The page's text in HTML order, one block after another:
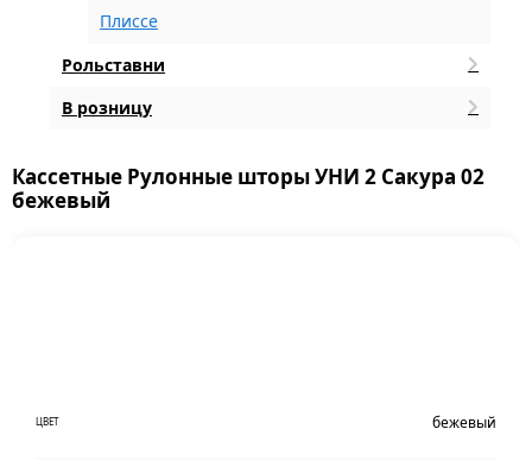
Плиссе
Рольставни
В розницу
Кассетные Рулонные шторы УНИ 2 Сакура 02
бежевый
ЦВЕТ бежевый